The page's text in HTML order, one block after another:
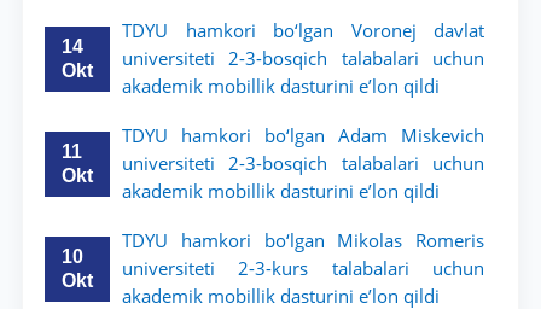
14
Okt
TDYU hamkori bo‘lgan Voronej davlat
universiteti 2-3-bosqich talabalari uchun
akademik mobillik dasturini e’lon qildi
11
Okt
TDYU hamkori bo‘lgan Adam Miskevich
universiteti 2-3-bosqich talabalari uchun
akademik mobillik dasturini e’lon qildi
10
Okt
TDYU hamkori bo‘lgan Mikolas Romeris
universiteti 2-3-kurs talabalari uchun
akademik mobillik dasturini e’lon qildi